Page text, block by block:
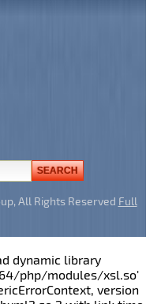
All Rights Reserved Full
dynamic library
php/modules/xsl.so'
version